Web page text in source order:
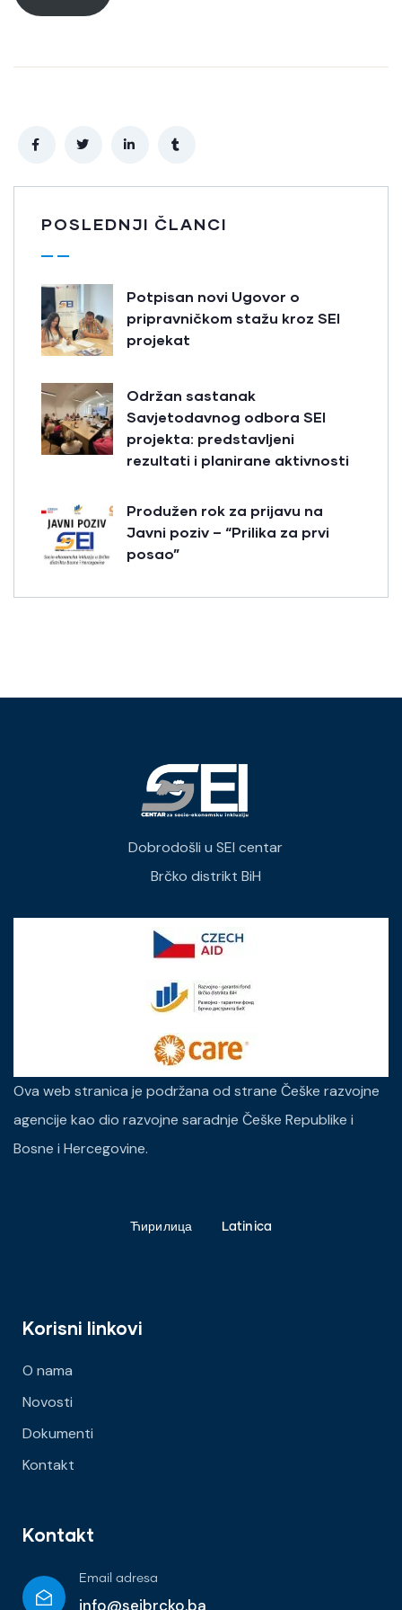
POSLEDNJI ČLANCI
Potpisan novi Ugovor o
pripravničkom stažu kroz SEI
projekat
Održan sastanak
Savjetodavnog odbora SEI
projekta: predstavljeni
rezultati i planirane aktivnosti
Produžen rok za prijavu na
Javni poziv – “Prilika za prvi
posao”
Dobrodošli u SEI centar
Brčko distrikt BiH
Ova web stranica je podržana od strane Češke razvojne
agencije kao dio razvojne saradnje Češke Republike i
Bosne i Hercegovine.
Ћирилица Latinica
Korisni linkovi
O nama
Novosti
Dokumenti
Kontakt
Kontakt
Email adresa
info@seibrcko.ba